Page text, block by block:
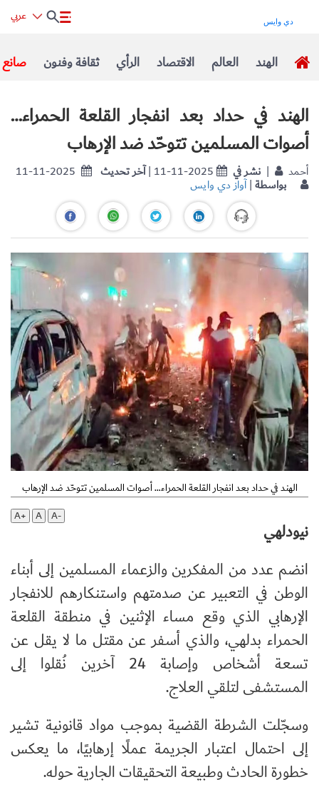
صانع ثقافة وفنون الرأي الاقتصاد العالم الهند
الهند في حداد بعد انفجار القلعة الحمراء…
أصوات المسلمين تتوحّد ضد الإرهاب
11-11-2025 آخر تحديث| 11-11-2025 نشر في | أحمد
بواسطة|آواز دي وايس
الهند في حداد بعد انفجار القلعة الحمراء… أصوات المسلمين تتوحّد ضد الإرهاب
A+
A A-
نيودلهي
انضم عدد من المفكرين والزعماء المسلمين إلى أبناء
الوطن في التعبير عن صدمتهم واستنكارهم للانفجار
الإرهابي الذي وقع مساء الإثنين في منطقة القلعة
الحمراء بدلهي، والذي أسفر عن مقتل ما لا يقل عن
تسعة أشخاص وإصابة 24 آخرين نُقلوا إلى
المستشفى لتلقي العلاج.
وسجّلت الشرطة القضية بموجب مواد قانونية تشير
إلى احتمال اعتبار الجريمة عملًا إرهابيًا، ما يعكس
خطورة الحادث وطبيعة التحقيقات الجارية حوله.